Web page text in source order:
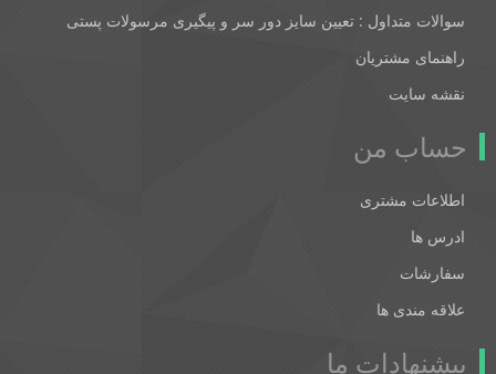
سوالات متداول : تعیین سایز دور سر و پیگیری مرسولات پستی
راهنمای مشتریان
نقشه سایت
حساب من
اطلاعات مشتری
ادرس ها
سفارشات
علاقه مندی ها
پیشنهادات ما